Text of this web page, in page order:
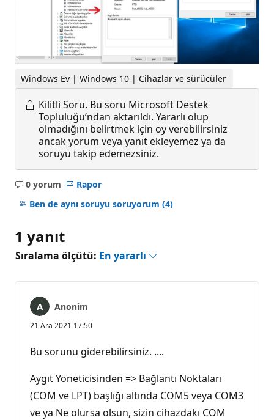
Windows Ev | Windows 10 | Cihazlar ve sürücüler
Kilitli Soru. Bu soru Microsoft Destek
Topluluğu’ndan aktarıldı. Yararlı olup
olmadığını belirtmek için oy verebilirsiniz
ancak yorum veya yanıt ekleyemez ya da
soruyu takip edemezsiniz.
0 yorum
Açıklama
yok
Rapor
Ben de aynı soruyu soruyorum (4)
1 yanıt
Sıralama ölçütü: En yararlı
Anonim
21 Ara 2021 17:50
Bu sorunu giderebilirsiniz. ....
Aygıt Yöneticisinden => Bağlantı Noktaları
(COM ve LPT) başlığı altında COM5 veya COM3
ve ya Ne olursa olsun, sizin cihazdakı COM